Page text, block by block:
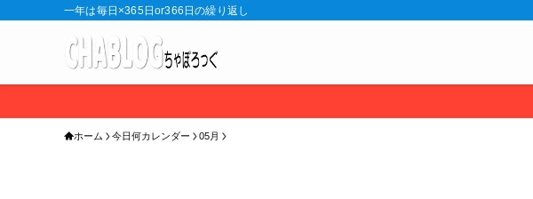
一年は毎日×365日or366日の繰り返し
ホーム 今日何カレンダー 05月